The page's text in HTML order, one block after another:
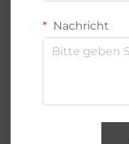
Nachricht